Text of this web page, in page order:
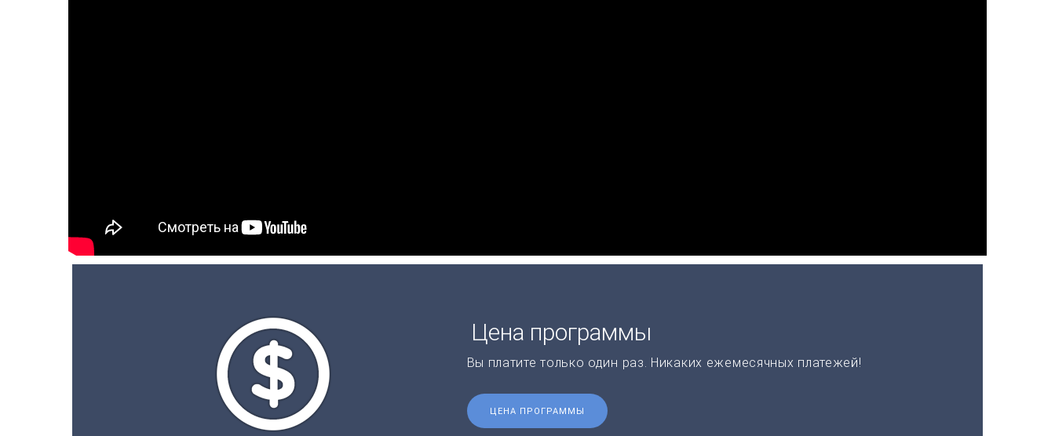
Цена программы
Вы платите только один раз. Никаких ежемесячных платежей!
ЦЕНА ПРОГРАММЫ